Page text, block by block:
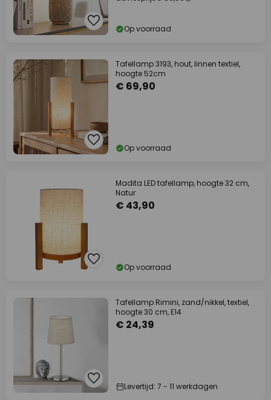
Op voorraad
Tafellamp 3193, hout, linnen textiel,
hoogte 52cm
€ 69,90
Op voorraad
Madita LED tafellamp, hoogte 32 cm,
Natur
€ 43,90
Op voorraad
Tafellamp Rimini, zand/nikkel, textiel,
hoogte 30 cm, E14
€ 24,39
Levertijd: 7 - 11 werkdagen